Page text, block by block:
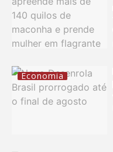
Economia